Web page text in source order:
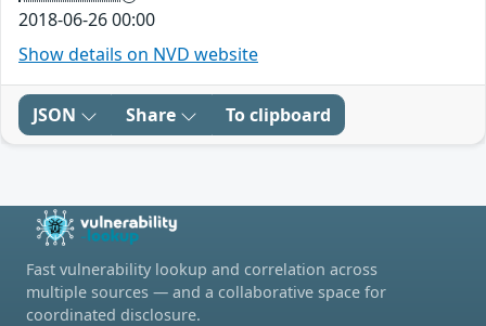
2018-06-26 00:00
Show details on NVD website
JSON Share To clipboard
Fast vulnerability lookup and correlation across
multiple sources — and a collaborative space for
coordinated disclosure.